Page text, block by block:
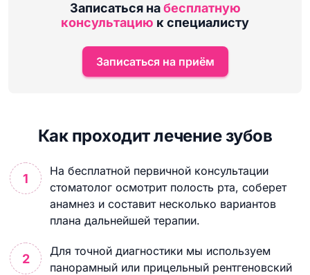
Записаться набесплатную
консультацию к специалисту
Записаться на приём
Как проходит лечение зубов
На бесплатной первичной консультации
стоматолог осмотрит полость рта, соберет
анамнез и составит несколько вариантов
плана дальнейшей терапии.
Для точной диагностики мы используем
панорамный или прицельный рентгеновский